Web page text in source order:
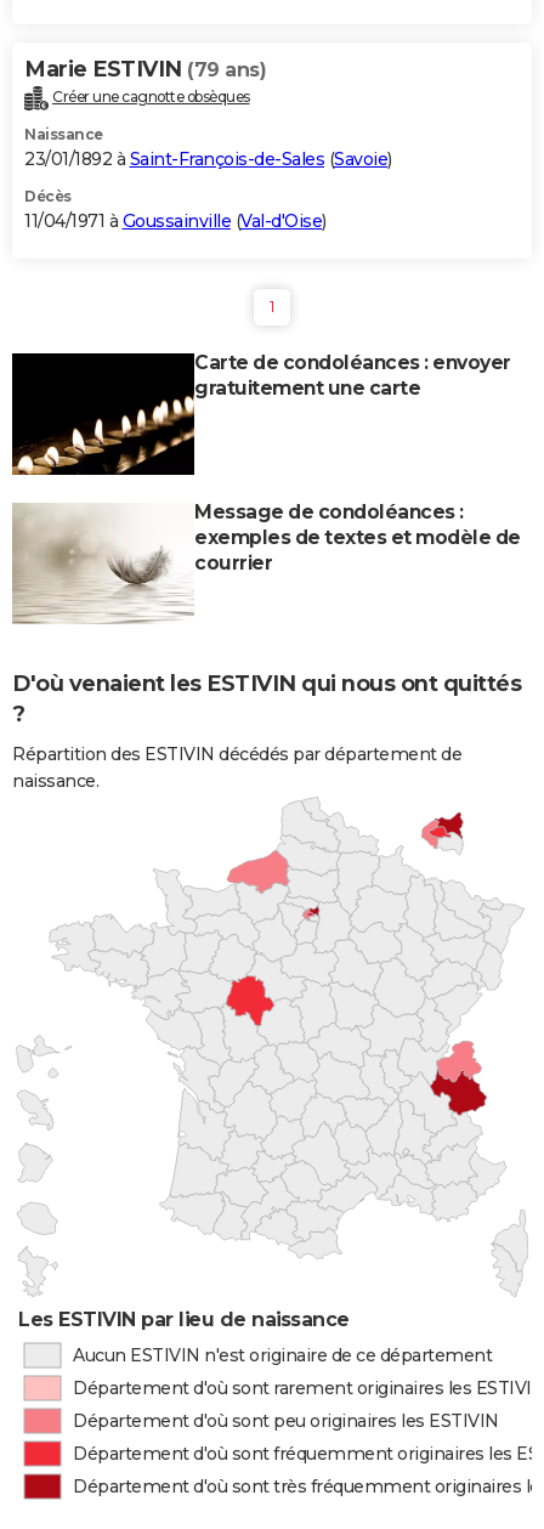
Marie ESTIVIN (79 ans)
Créer une cagnotte obsèques
Naissance
23/01/1892 à Saint-François-de-Sales (Savoie)
Décès
11/04/1971 à Goussainville (Val-d'Oise)
1
Carte de condoléances : envoyer
gratuitement une carte
Message de condoléances :
exemples de textes et modèle de
courrier
D'où venaient les ESTIVIN qui nous ont quittés
?
Répartition des ESTIVIN décédés par département de
naissance.
Les ESTIVIN par lieu de naissance
Aucun ESTIVIN n'est originaire de ce département
Département d'où sont rarement originaires les
Département d'où sont peu originaires les ESTIVIN
Département d'où sont fréquemment originaires les
Département d'où sont très fréquemment originaires